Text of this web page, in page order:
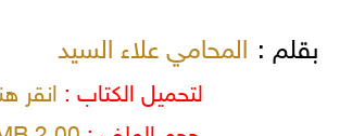
بقلم : المحامي علاء السيد
لتحميل الكتاب :انقر هنا